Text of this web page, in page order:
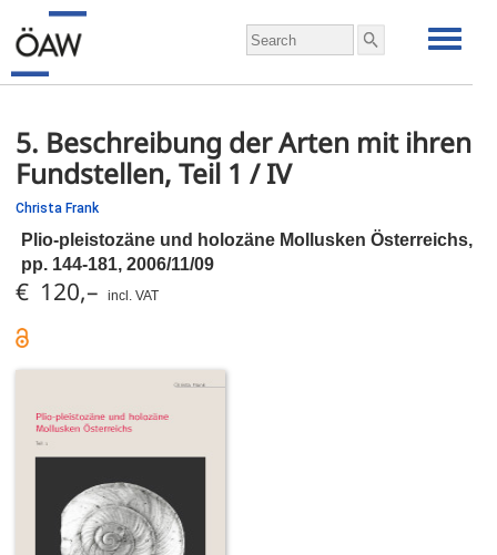
5. Beschreibung der Arten mit ihren
Fundstellen, Teil 1 / IV
Christa Frank
Plio-pleistozäne und holozäne Mollusken Österreichs,
pp. 144-181, 2006/11/09
€ 120,– incl. VAT